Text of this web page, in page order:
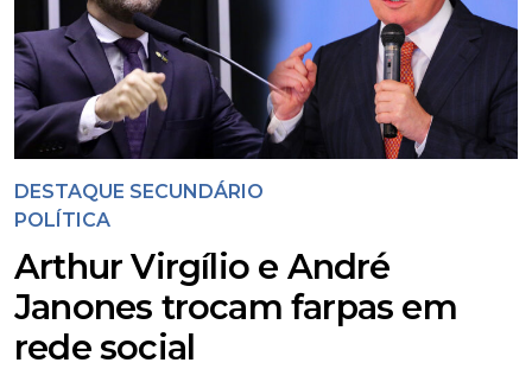
DESTAQUE SECUNDÁRIO
POLÍTICA
Arthur Virgílio e André
Janones trocam farpas em
rede social